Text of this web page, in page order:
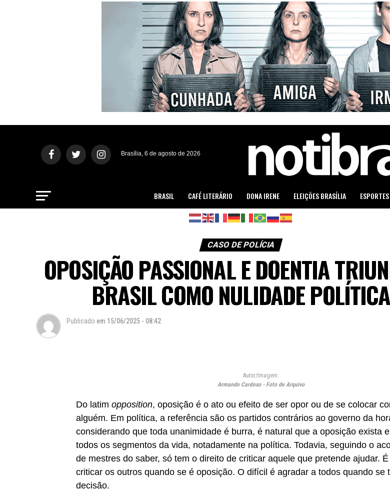
Brasília, 6 de agosto de 2026
BRASIL CAFÉ LITERÁRIO DONA IRENE ELEIÇÕES BRASÍLIA ESPORTES
CASO DE POLÍCIA
OPOSIÇÃO PASSIONAL E DOENTIA
BRASIL COMO NULIDADE POLÍTICA
Publicado em 15/06/2025 - 08:42
Autor/Imagem:
Armando Cardoso - Foto de Arquivo
Do latim opposition, oposição é o ato ou efeito de ser opor ou de se colocar
alguém. Em política, a referência são os partidos contrários ao governo da
considerando que toda unanimidade é burra, é natural que a oposição exista
todos os segmentos da vida, notadamente na política. Todavia, seguindo o
de mestres do saber, só tem o direito de criticar aquele que pretende ajudar. É
criticar os outros quando se é oposição. O difícil é agradar a todos quando se
decisão.